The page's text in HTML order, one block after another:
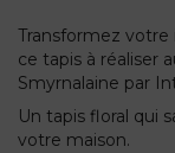
Transformez votre
ce tapis à réaliser
Smyrnalaine par
Un tapis floral qui
votre maison.